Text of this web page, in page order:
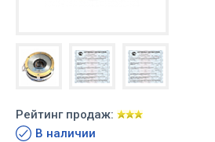
Рейтинг продаж:
В наличии